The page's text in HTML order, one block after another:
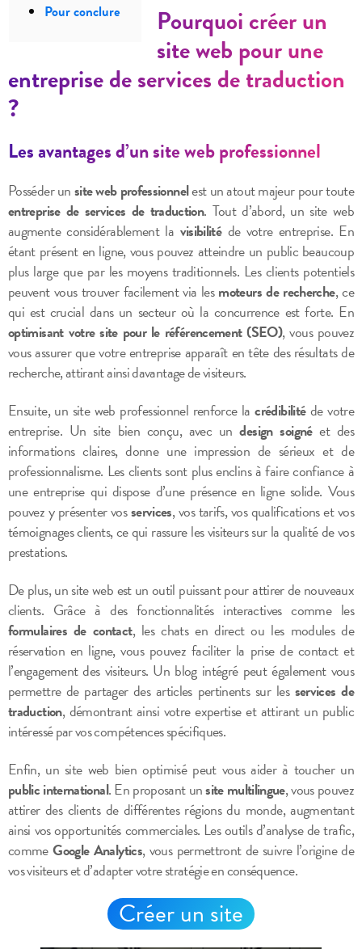
Pour conclure
Pourquoi créer un
site web pour une
entreprise de services de traduction
?
Les avantages d’un site web professionnel
Posséder unsite web professionnelest un atout majeur pour toute
entreprise de services de traduction. Tout d’abord, un site web
augmente considérablement la visibilitéde votre entreprise. En
étant présent en ligne, vous pouvez atteindre un public beaucoup
plus large que par les moyens traditionnels. Les clients potentiels
peuvent vous trouver facilement via lesmoteurs de recherche, ce
qui est crucial dans un secteur où la concurrence est forte. En
optimisant votre site pour le référencement (SEO), vous pouvez
vous assurer que votre entreprise apparaît en tête des résultats de
recherche, attirant ainsi davantage de visiteurs.
Ensuite, un site web professionnel renforce lacrédibilitéde votre
entreprise. Un site bien conçu, avec undesign soignéet des
informations claires, donne une impression de sérieux et de
professionnalisme. Les clients sont plus enclins à faire confiance à
une entreprise qui dispose d’une présence en ligne solide. Vous
pouvez y présenter vosservices, vos tarifs, vos qualifications et vos
témoignages clients, ce qui rassure les visiteurs sur la qualité de vos
prestations.
De plus, un site web est un outil puissant pour attirer de nouveaux
clients. Grâce à des fonctionnalités interactives comme les
formulaires de contact, les chats en direct ou les modules de
réservation en ligne, vous pouvez faciliter la prise de contact et
l’engagement des visiteurs. Un blog intégré peut également vous
permettre de partager des articles pertinents sur les services de
traduction, démontrant ainsi votre expertise et attirant un public
intéressé par vos compétences spécifiques.
Enfin, un site web bien optimisé peut vous aider à toucher un
public international. En proposant unsite multilingue, vous pouvez
attirer des clients de différentes régions du monde, augmentant
ainsi vos opportunités commerciales. Les outils d’analyse de trafic,
commeGoogle Analytics, vous permettront de suivre l’origine de
vos visiteurs et d’adapter votre stratégie en conséquence.
Créer un site